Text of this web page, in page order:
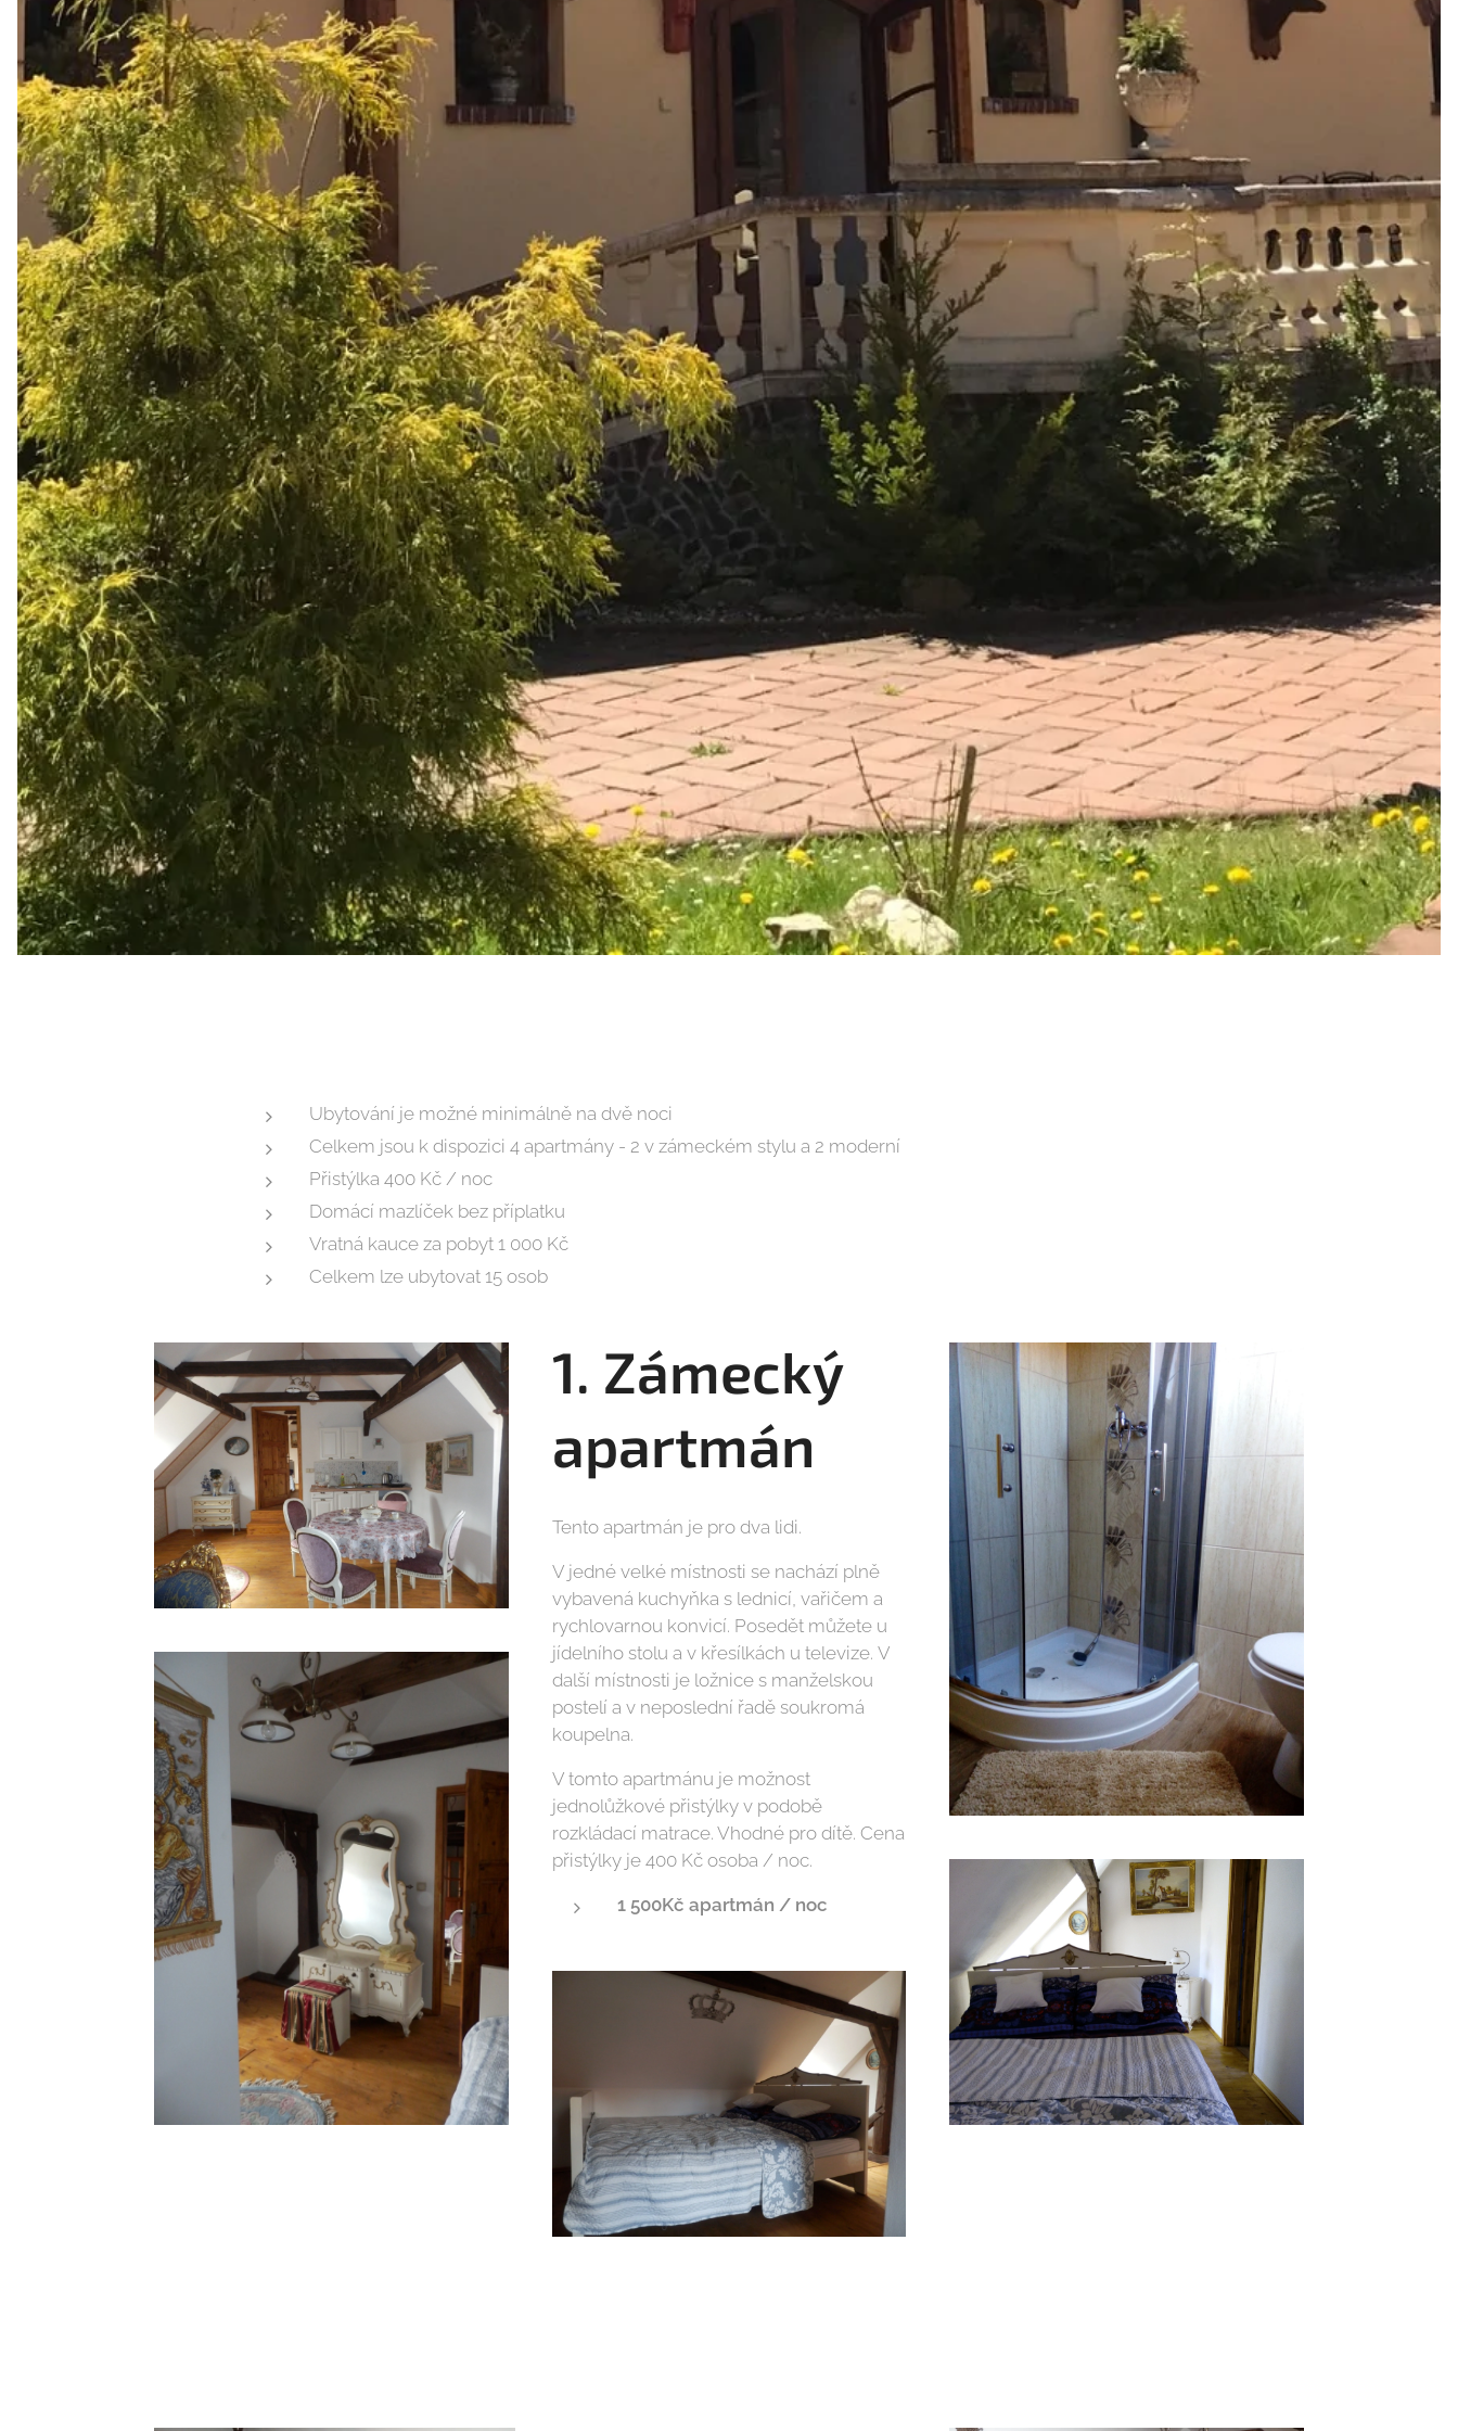
Ubytování je možné minimálně na dvě noci
Celkem jsou k dispozici 4 apartmány - 2 v zámeckém stylu a 2 moderní
Přistýlka 400 Kč / noc
Domácí mazlíček bez příplatku
Vratná kauce za pobyt 1 000 Kč
Celkem lze ubytovat 15 osob
1. Zámecký
apartmán
Tento apartmán je pro dva lidi.
V jedné velké místnosti se nachází plně
vybavená kuchyňka s lednicí, vařičem a
rychlovarnou konvicí. Posedět můžete u
jídelního stolu a v křesílkách u televize. V
další místnosti je ložnice s manželskou
postelí a v neposlední řadě soukromá
koupelna.
V tomto apartmánu je možnost
jednolůžkové přistýlky v podobě
rozkládací matrace. Vhodné pro dítě. Cena
přistýlky je 400 Kč osoba / noc.
1 500Kč apartmán / noc